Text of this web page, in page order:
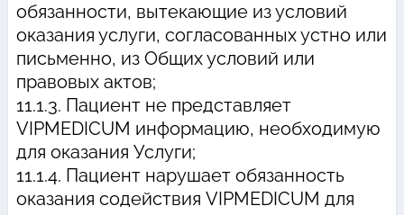
обязанности, вытекающие из условий
оказания услуги, согласованных устно или
письменно, из Общих условий или
правовых актов;
11.1.3. Пациент не представляет
VIPMEDICUM информацию, необходимую
для оказания Услуги;
11.1.4. Пациент нарушает обязанность
оказания содействия VIPMEDICUM для